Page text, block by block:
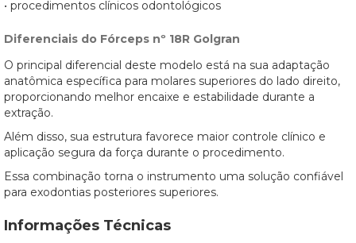
• procedimentos clínicos odontológicos
Diferenciais do Fórceps nº 18R Golgran
O principal diferencial deste modelo está na sua adaptação
anatômica específica para molares superiores do lado direito,
proporcionando melhor encaixe e estabilidade durante a
extração.
Além disso, sua estrutura favorece maior controle clínico e
aplicação segura da força durante o procedimento.
Essa combinação torna o instrumento uma solução confiável
para exodontias posteriores superiores.
Informações Técnicas